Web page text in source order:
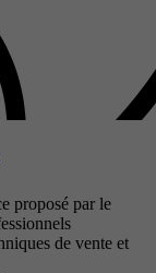
proposé par le
de vente et